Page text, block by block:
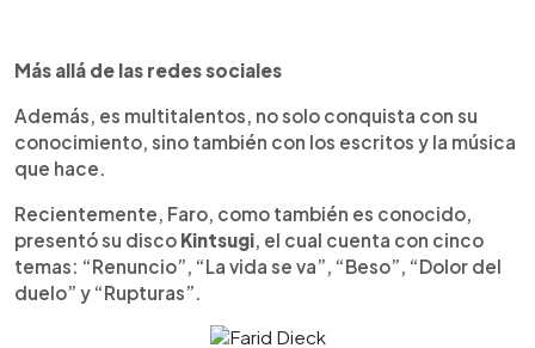
Más allá de las redes sociales
Además, es multitalentos, no solo conquista con su
conocimiento, sino también con los escritos y la música
que hace.
Recientemente, Faro, como también es conocido,
presentó su disco Kintsugi, el cual cuenta con cinco
temas: “Renuncio”, “La vida se va”, “Beso”, “Dolor del
duelo” y “Rupturas”.